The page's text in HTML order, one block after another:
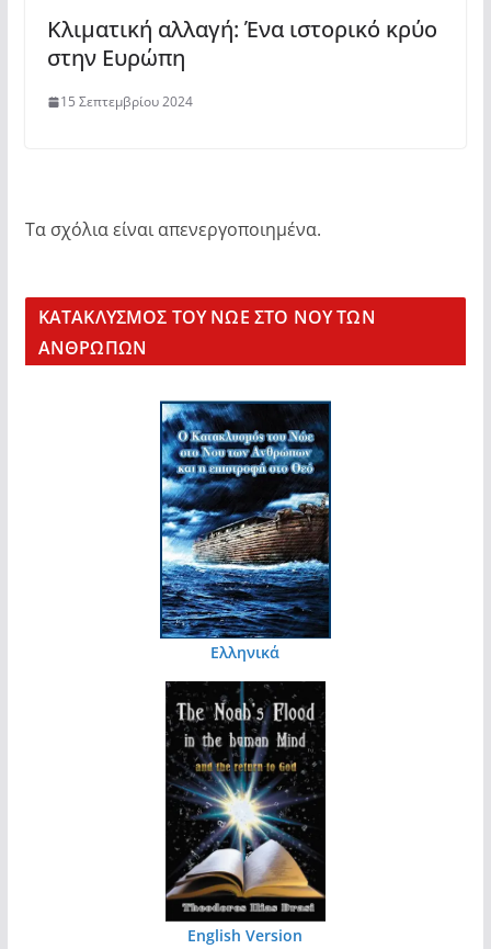
Κλιματική αλλαγή: Ένα ιστορικό κρύο
στην Ευρώπη
15 Σεπτεμβρίου 2024
Τα σχόλια είναι απενεργοποιημένα.
KΑΤΑΚΛΥΣΜΟΣ ΤΟΥ ΝΩΕ ΣΤΟ ΝΟΥ ΤΩΝ
ΑΝΘΡΩΠΩΝ
Ελληνικά
English Version